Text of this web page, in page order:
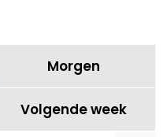
Morgen
Volgende week